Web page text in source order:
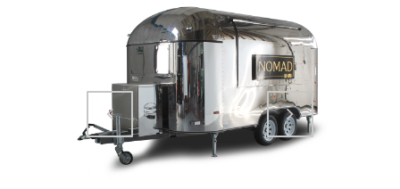
Attiva comando Attiva comando